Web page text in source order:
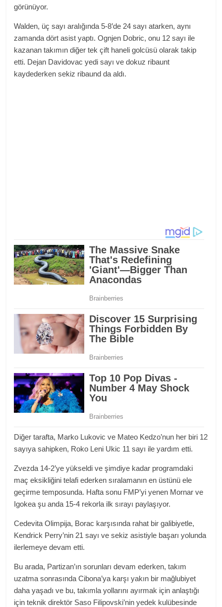
görünüyor.
Walden, üç sayı aralığında 5-8’de 24 sayı atarken, aynı
zamanda dört asist yaptı. Ognjen Dobric, onu 12 sayı ile
kazanan takımın diğer tek çift haneli golcüsü olarak takip
etti. Dejan Davidovac yedi sayı ve dokuz ribaunt
kaydederken sekiz ribaund da aldı.
Diğer tarafta, Marko Lukovic ve Mateo Kedzo’nun her biri 12
sayıya sahipken, Roko Leni Ukic 11 sayı ile yardım etti.
Zvezda 14-2’ye yükseldi ve şimdiye kadar programdaki
maç eksikliğini telafi ederken sıralamanın en üstünü ele
geçirme temposunda. Hafta sonu FMP’yi yenen Mornar ve
Igokea şu anda 15-4 rekorla ilk sırayı paylaşıyor.
Cedevita Olimpija, Borac karşısında rahat bir galibiyetle,
Kendrick Perry’nin 21 sayı ve sekiz asistiyle başarı yolunda
ilerlemeye devam etti.
Bu arada, Partizan’ın sorunları devam ederken, takım
uzatma sonrasında Cibona’ya karşı yakın bir mağlubiyet
daha yaşadı ve bu, takımla yollarını ayırmak için anlaştığı
için teknik direktör Saso Filipovski’nin yedek kulübesinde